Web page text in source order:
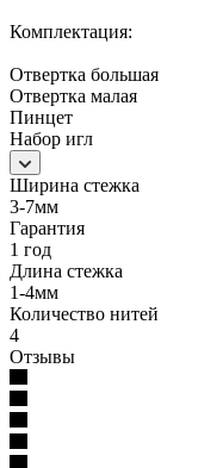
Комплектация:
Отвертка большая
Отвертка малая
Пинцет
Набор игл
Ширина стежка
3-7мм
Гарантия
1 год
Длина стежка
1-4мм
Количество нитей
4
Отзывы